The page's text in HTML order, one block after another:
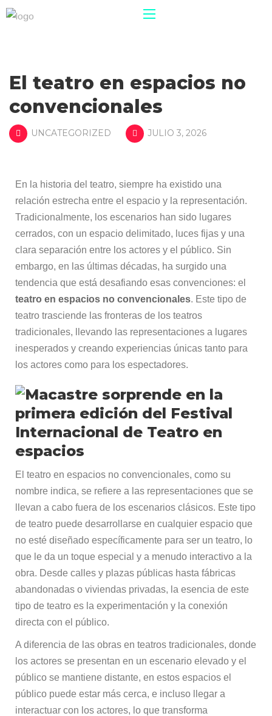
El teatro en espacios no
convencionales
UNCATEGORIZED JULIO 3, 2026
En la historia del teatro, siempre ha existido una
relación estrecha entre el espacio y la representación.
Tradicionalmente, los escenarios han sido lugares
cerrados, con un espacio delimitado, luces fijas y una
clara separación entre los actores y el público. Sin
embargo, en las últimas décadas, ha surgido una
tendencia que está desafiando esas convenciones: el
teatro en espacios no convencionales. Este tipo de
teatro trasciende las fronteras de los teatros
tradicionales, llevando las representaciones a lugares
inesperados y creando experiencias únicas tanto para
los actores como para los espectadores.
El teatro en espacios no convencionales, como su
nombre indica, se refiere a las representaciones que se
llevan a cabo fuera de los escenarios clásicos. Este tipo
de teatro puede desarrollarse en cualquier espacio que
no esté diseñado específicamente para ser un teatro, lo
que le da un toque especial y a menudo interactivo a la
obra. Desde calles y plazas públicas hasta fábricas
abandonadas o viviendas privadas, la esencia de este
tipo de teatro es la experimentación y la conexión
directa con el público.
A diferencia de las obras en teatros tradicionales, donde
los actores se presentan en un escenario elevado y el
público se mantiene distante, en estos espacios el
público puede estar más cerca, e incluso llegar a
interactuar con los actores, lo que transforma